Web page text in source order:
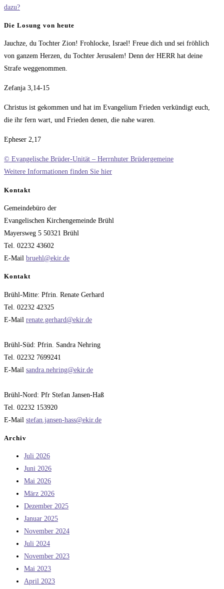
dazu?
Die Losung von heute
Jauchze, du Tochter Zion! Frohlocke, Israel! Freue dich und sei fröhlich
von ganzem Herzen, du Tochter Jerusalem! Denn der HERR hat deine
Strafe weggenommen.
Zefanja 3,14-15
Christus ist gekommen und hat im Evangelium Frieden verkündigt euch,
die ihr fern wart, und Frieden denen, die nahe waren.
Epheser 2,17
© Evangelische Brüder-Unität – Herrnhuter Brüdergemeine
Weitere Informationen finden Sie hier
Kontakt
Gemeindebüro der
Evangelischen Kirchengemeinde Brühl
Mayersweg 5 50321 Brühl
Tel. 02232 43602
E-Mail bruehl@ekir.de
Kontakt
Brühl-Mitte: Pfrin. Renate Gerhard
Tel. 02232 42325
E-Mail renate.gerhard@ekir.de
Brühl-Süd: Pfrin. Sandra Nehring
Tel. 02232 7699241
E-Mail sandra.nehring@ekir.de
Brühl-Nord: Pfr Stefan Jansen-Haß
Tel. 02232 153920
E-Mail stefan.jansen-hass@ekir.de
Archiv
Juli 2026
Juni 2026
Mai 2026
März 2026
Dezember 2025
Januar 2025
November 2024
Juli 2024
November 2023
Mai 2023
April 2023